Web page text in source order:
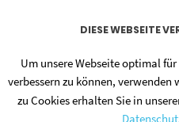
Zentralschmierungen
Hochdruckwaschgeräte und
DIESE WEBSEITE
Um unsere Webseite optimal
verbessern zu können,
zu Cookies erhalten Sie in